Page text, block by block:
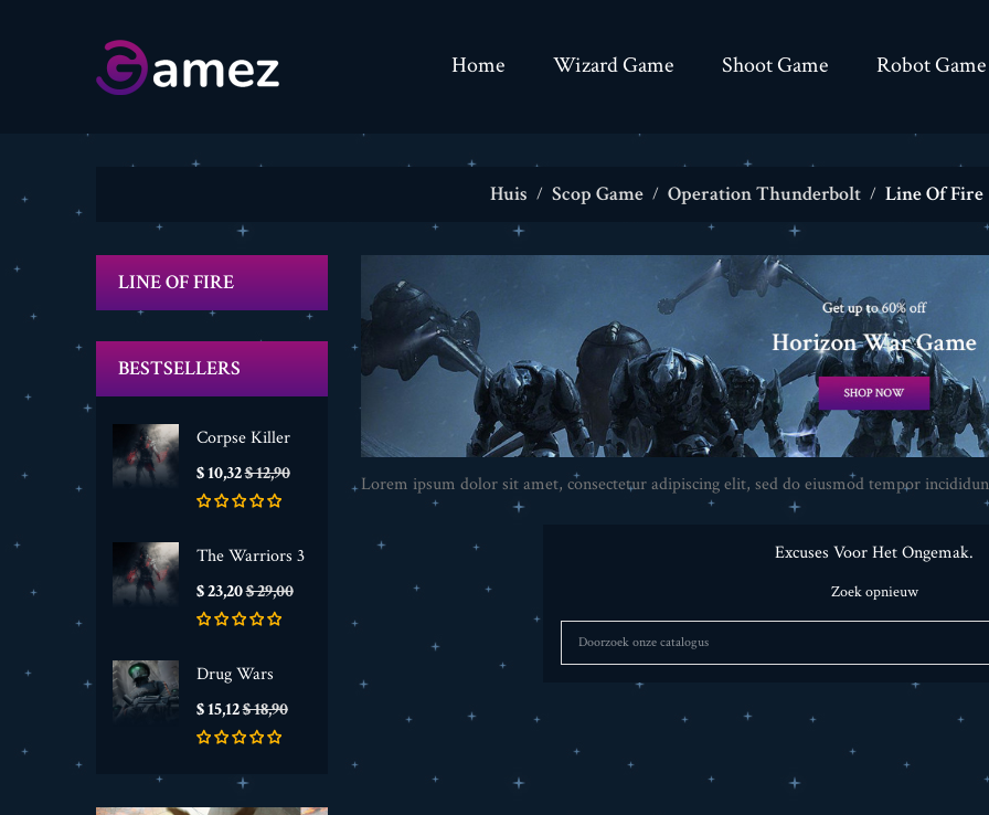
Home Wizard Game Shoot Game Robot Game
Huis Scop Game Operation Thunderbolt Line Of Fire
LINE OF FIRE
BESTSELLERS
Corpse Killer
Prijs
$ 10,32Normale
prijs
$ 12,90
The Warriors 3
Prijs
$ 23,20Normale
prijs
$ 29,00
Drug Wars
Prijs
$ 15,12Normale
prijs
$ 18,90
Lorem ipsum dolor sit amet, consectetur adipiscing elit, sed do eiusmod tempor
Excuses Voor Het Ongemak.
Zoek opnieuw